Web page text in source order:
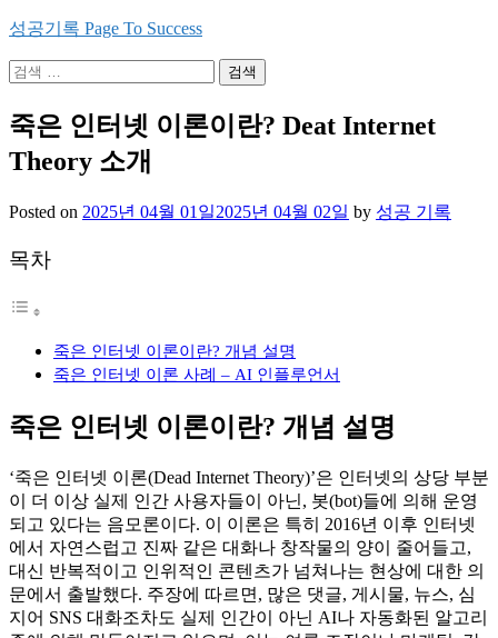
Skip
content
성공기록 Page To Success
검
죽은 인터넷 이론이란? Deat Internet
Theory 소개
Posted on 2025년 04월 01일2025년 04월 02일 by 성공 기록
목차
죽은 인터넷 이론이란? 개념 설명
죽은 인터넷 이론 사례 – AI 인플루언서
죽은 인터넷 이론이란? 개념 설명
‘죽은 인터넷 이론(Dead Internet Theory)’은 인터넷의 상당 부분
이 더 이상 실제 인간 사용자들이 아닌, 봇(bot)들에 의해 운영
되고 있다는 음모론이다. 이 이론은 특히 2016년 이후 인터넷
에서 자연스럽고 진짜 같은 대화나 창작물의 양이 줄어들고,
대신 반복적이고 인위적인 콘텐츠가 넘쳐나는 현상에 대한 의
문에서 출발했다. 주장에 따르면, 많은 댓글, 게시물, 뉴스, 심
지어 SNS 대화조차도 실제 인간이 아닌 AI나 자동화된 알고리